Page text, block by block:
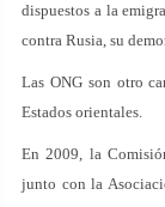
dispuestos a la
contra Rusia, su
Las ONG son otro
Estados orientales.
En 2009, la
junto con la